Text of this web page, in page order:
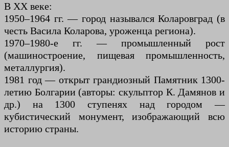
В XX веке:
1950–1964 гг. — город назывался Коларовград (в
честь Васила Коларова, уроженца региона).
1970–1980-е гг. — промышленный рост
(машиностроение, пищевая промышленность,
металлургия).
1981 год — открыт грандиозный Памятник 1300-
летию Болгарии (авторы: скульптор К. Дамянов и
др.) на 1300 ступенях над городом —
кубистический монумент, изображающий всю
историю страны.